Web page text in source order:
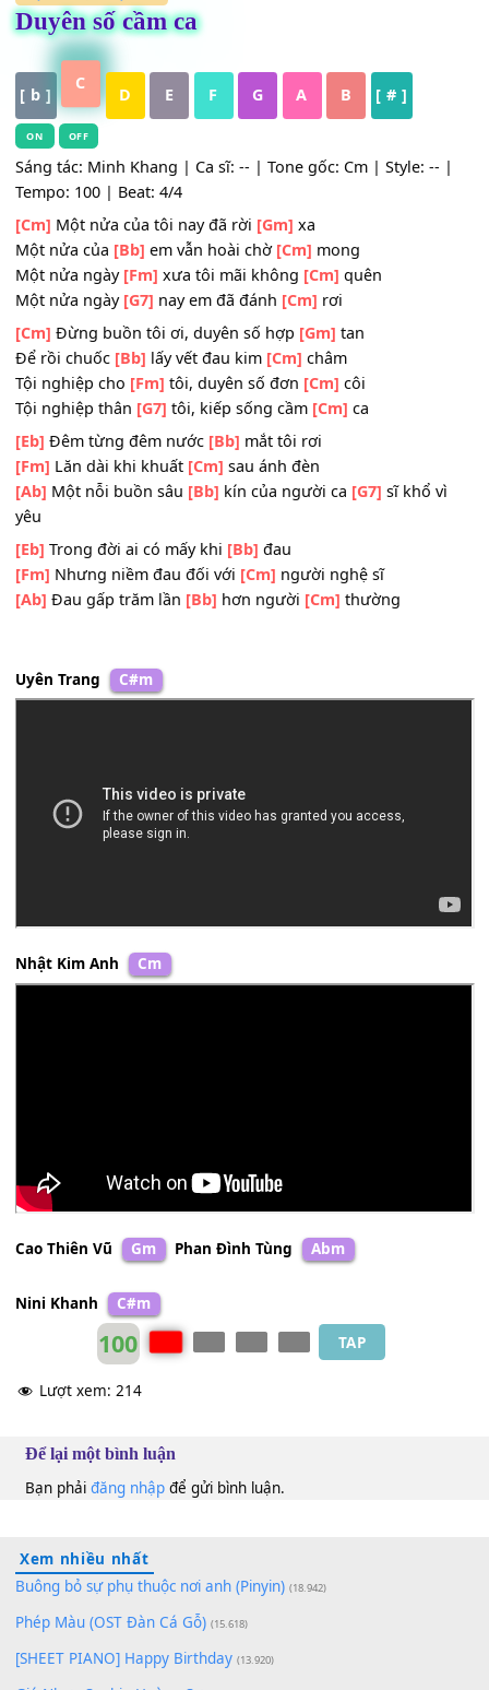
HỢP ÂM,Nhạc Trẻ
Duyên số cầm ca
[ b ]
C
D E F G A B [ # ]
ON
Sáng tác: Minh Khang | Ca sĩ: -- | Tone gốc: Cm | Style:
Tempo: 100 | Beat: 4/4
[Cm]Một nửa của tôi nay đã rời[Gm]xa
Một nửa của[Bb]em vẫn hoài chờ[Cm]mong
Một nửa ngày[Fm]xưa tôi mãi không[Cm]
Một nửa ngày[G7]nay em đã đánh[Cm]rơi
[Cm]Đừng buồn tôi ơi, duyên số hợp [Gm]
Để rồi chuốc [Bb] lấy vết đau kim[Cm]
Tội nghiệp cho[Fm]tôi, duyên số đơn
côi
Tội nghiệp thân
tôi, kiếp sống cầm [Cm]
[Eb]Đêm từng đêm nước[Bb]mắt tôi rơi
[Fm] Lăn dài khi khuất[Cm]sau ánh đèn
[Ab]Một nỗi buồn sâu[Bb]kín của người ca[G7]
Trong đời ai có mấy khi
[Fm]Nhưng niềm đau đối với[Cm]người nghệ sĩ
Uyên Trang C#m
Cao Thiên Vũ Gm
Nini Khanh C#m
100
Lượt xem: 214
Để lại một bình luận